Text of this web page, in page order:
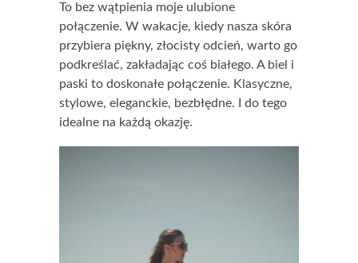
To bez wątpienia moje ulubione
połączenie. W wakacje, kiedy nasza skóra
przybiera piękny, złocisty odcień, warto go
podkreślać, zakładając coś białego. A biel i
paski to doskonałe połączenie. Klasyczne,
stylowe, eleganckie, bezbłędne. I do tego
idealne na każdą okazję.